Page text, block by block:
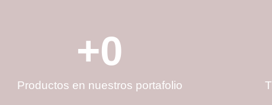
Productos en nuestros portafolio
+0